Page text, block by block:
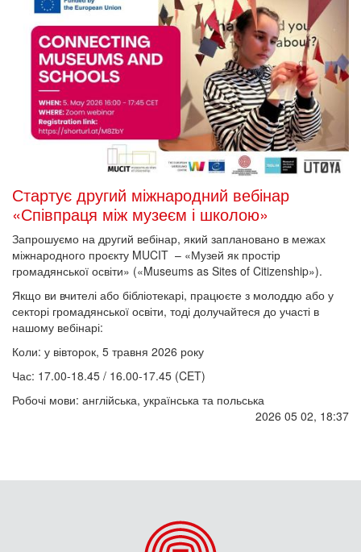
Стартує другий міжнародний вебінар
«Співпраця між музеєм і школою»
Запрошуємо на другий вебінар, який заплановано в межах
міжнародного проєкту MUCIT – «Музей як простір
громадянської освіти» («Museums as Sites of Citizenship»).
Якщо ви вчителі або бібліотекарі, працюєте з молоддю або у
секторі громадянської освіти, тоді долучайтеся до участі в
нашому вебінарі:
Коли: у вівторок, 5 травня 2026 року
Час: 17.00-18.45 / 16.00-17.45 (CET)
Робочі мови: англійська, українська та польська
2026 05 02, 18:37